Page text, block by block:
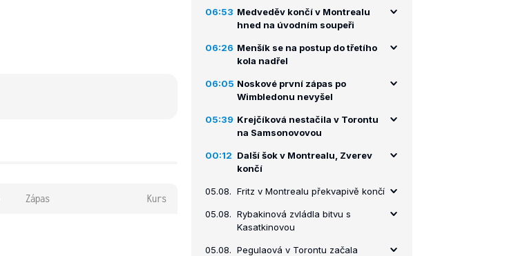
Zápas Kurs
06:53 Medveděv končí v Montrealu
hned na úvodním soupeři
06:26 Menšík se na postup do třetího
kola nadřel
06:05 Noskové první zápas po
Wimbledonu nevyšel
05:39 Krejčíková nestačila v Torontu
na Samsonovovou
00:12 Další šok v Montrealu, Zverev
končí
05.08. Fritz v Montrealu překvapivě končí
05.08. Rybakinová zvládla bitvu s
Kasatkinovou
05.08. Pegulaová v Torontu začala